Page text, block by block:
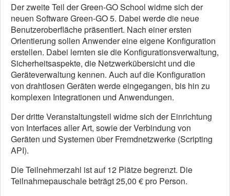
Der zweite Teil der Green-GO School widme sich der
neuen Software Green-GO 5. Dabei werde die neue
Benutzeroberfläche präsentiert. Nach einer ersten
Orientierung sollen Anwender eine eigene Konfiguration
erstellen. Dabei lernten sie die Konfigurationsverwaltung,
Sicherheitsaspekte, die Netzwerkübersicht und die
Geräteverwaltung kennen. Auch auf die Konfiguration
von drahtlosen Geräten werde eingegangen, bis hin zu
komplexen Integrationen und Anwendungen.
Der dritte Veranstaltungsteil widme sich der Einrichtung
von Interfaces aller Art, sowie der Verbindung von
Geräten und Systemen über Fremdnetzwerke (Scripting
API).
Die Teilnehmerzahl ist auf 12 Plätze begrenzt. Die
Teilnahmepauschale beträgt 25,00 € pro Person.